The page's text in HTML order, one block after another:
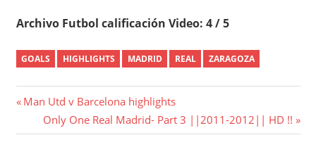
Archivo Futbol calificación Video: 4 / 5
GOALS HIGHLIGHTS MADRID REAL ZARAGOZA
Post
navigation
Previous
Post:
Man Utd v Barcelona highlights
Next
Post:
Only One Real Madrid- Part 3 ||2011-2012|| HD !!